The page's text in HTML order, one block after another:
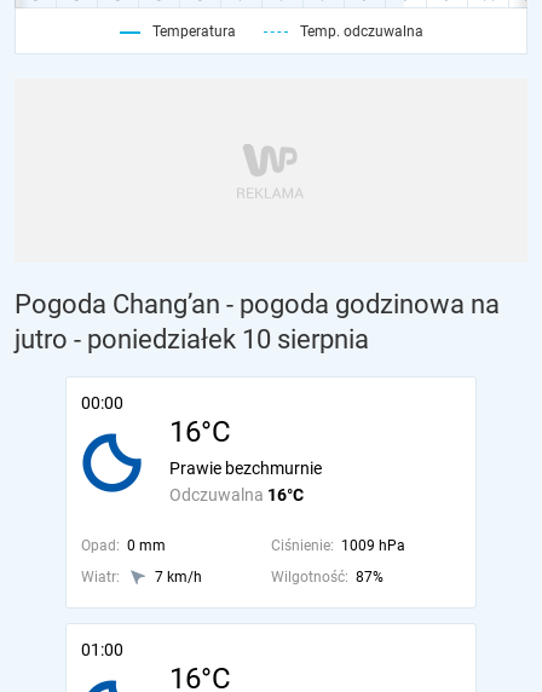
Temperatura Temp. odczuwalna
Pogoda Chang’an - pogoda godzinowa na
jutro - poniedziałek 10 sierpnia
00:00
16°C
Odczuwalna 16°C
Prawie bezchmurnie
Opad: 0 mm Ciśnienie: 1009 hPa
Wiatr:
7 km/h Wilgotność: 87%
01:00
16°C